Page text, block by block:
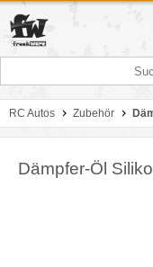
RC Autos Zubehör
Dämpfer-Öl